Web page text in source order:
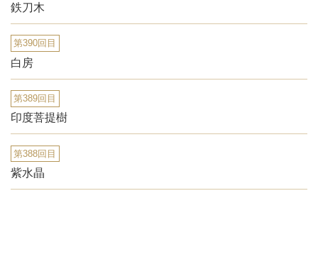
鉄刀木
第390回目
白房
第389回目
印度菩提樹
第388回目
紫水晶